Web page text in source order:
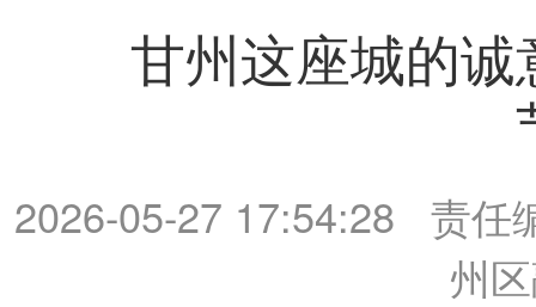
甘州这座城的
2026-05-27 17:54:28
责任
州